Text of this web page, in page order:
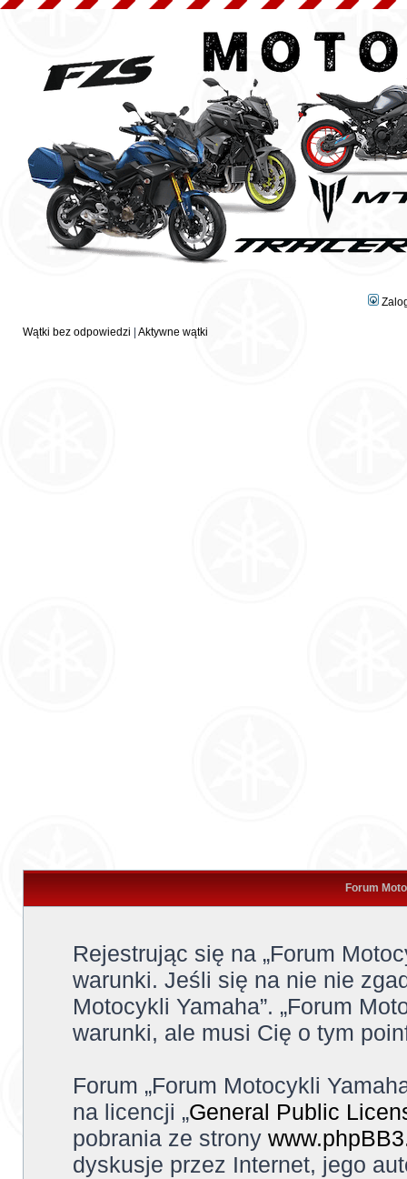
Wątki bez odpowiedzi Aktywne wątki
Forum
Rejestrując się na „Forum
warunki. Jeśli się na nie nie
Motocykli Yamaha”. „Forum
warunki, ale musi Cię o tym
Forum „Forum Motocykli
na licencji „General Public
pobrania ze strony
dyskusje przez Internet, jego